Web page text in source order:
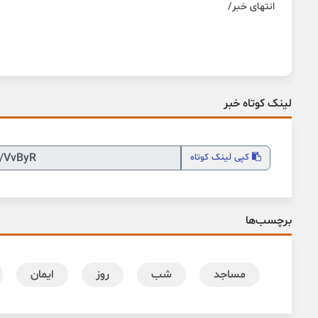
انتهای خبر/
لینک کوتاه خبر
کپی لینک کوتاه
برچسب‌ها
مساجد شب روز ایمان